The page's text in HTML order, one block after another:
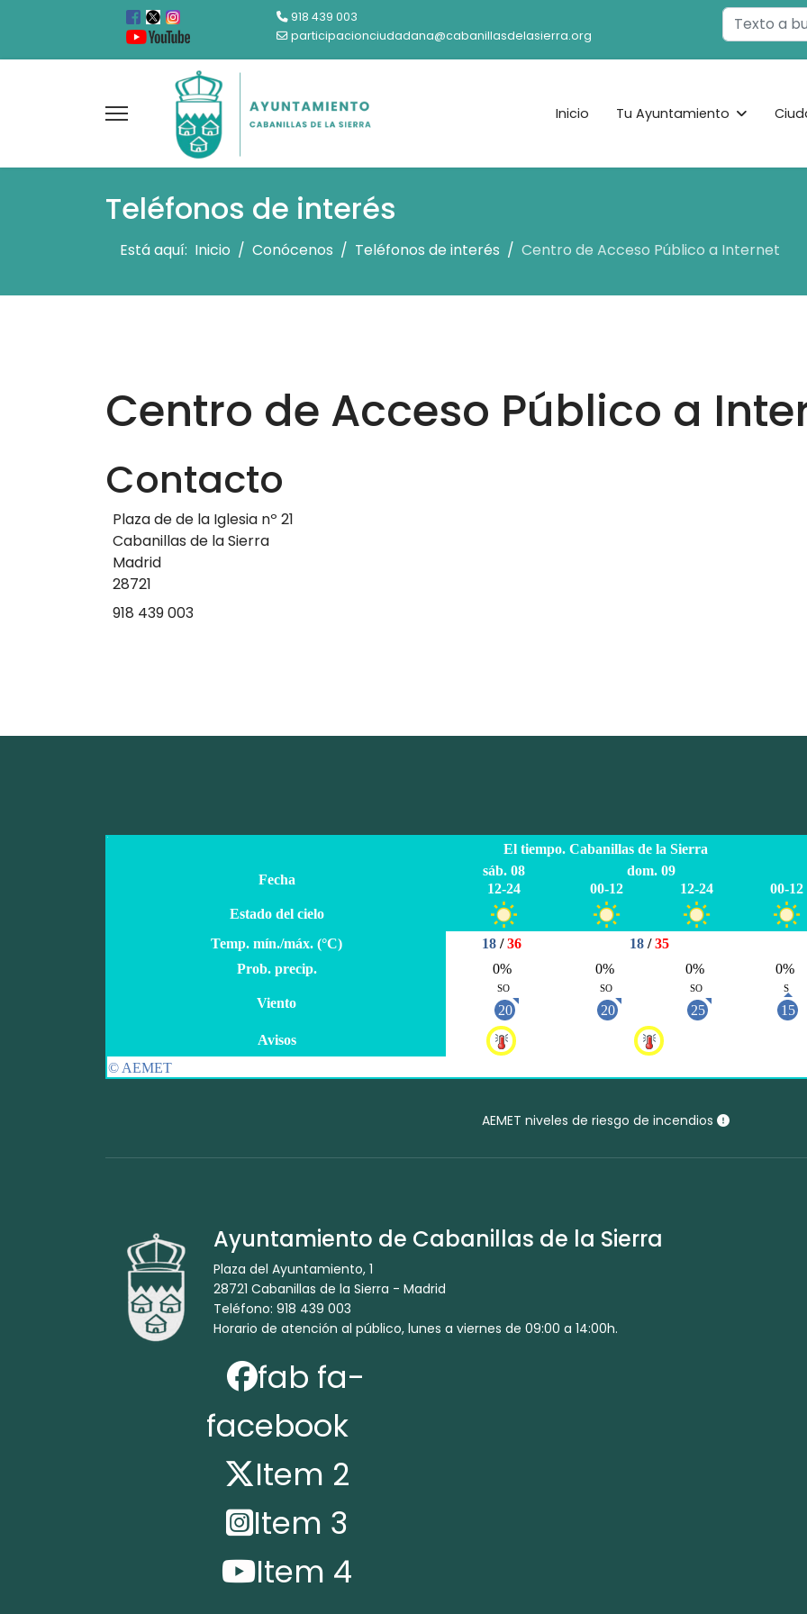
918 439 003
participacionciudadana@cabanillasdelasierra.org
Buscar
Inicio Tu Ayuntamiento
Teléfonos de interés
Está aquí: Inicio Conócenos Teléfonos de interés Centro de Acceso Público a Internet
Centro de Acceso Público a
Contacto
Plaza de de la Iglesia nº 21
Cabanillas de la Sierra
Madrid
28721
918 439 003
AEMET niveles de riesgo de incendios
Ayuntamiento de Cabanillas de la Sierra
Plaza del Ayuntamiento, 1
28721 Cabanillas de la Sierra - Madrid
Teléfono: 918 439 003
Horario de atención al público, lunes a viernes de 09:00 a 14:00h.
fab fa-
facebook
Item 2
Item 3
Item 4